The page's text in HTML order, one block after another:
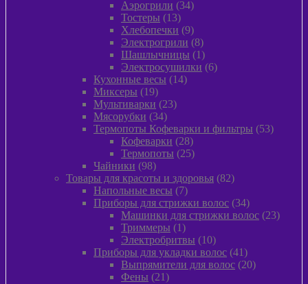
Аэрогрили 3434
Тостеры 1313
товаров
Хлебопечки 99
товаров
Электрогрили 88
товаров
Шашлычницы 11
товар
Электросушилки 66
Кухонные весы 1414
Миксеры 1919
товаров
Мультиварки 2323
Мясорубки 3434
товара
Термопоты Кофеварки и фильтры 5353
Кофеварки 2828
товаров
Термопоты 2525
Чайники 9898
товаров
Товары для красоты и здоровья 8282
Напольные весы 77
товаров
Приборы для стрижки волос 3434
товара
Машинки для стрижки волос 2323
Триммеры 11
товар
Электробритвы 1010
товаров
Приборы для укладки волос 4141
товар
Выпрямители для волос 2020
Фены 2121